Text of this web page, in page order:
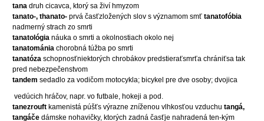
tana druh cicavca, ktorý sa živí hmyzom
tanato-, thanato- prvá časťzložených slov s významom smť tanatofóbia
nadmerný strach zo smrti
tanatológia náuka o smrti a okolnostiach okolo nej
tanatománia chorobná túžba po smrti
tanatóza schopnosťniektorých chrobákov predstieraťsmrťa chrániťsa tak
pred nebezpečenstvom
tandem sedadlo za vodičom motocykla; bicykel pre dve osoby; dvojica
vedúcich hráčov, napr. vo futbale, hokeji a pod.
tanezrouft kamenistá púšťs výrazne zníženou vlhkosťou vzduchu tangá,
tangáče dámske nohavičky, ktorých zadná časťje nahradená ten-kým